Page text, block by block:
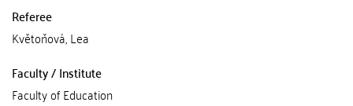
Referee
Květoňová, Lea
Faculty / Institute
Faculty of Education